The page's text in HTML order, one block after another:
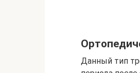
Данный тип